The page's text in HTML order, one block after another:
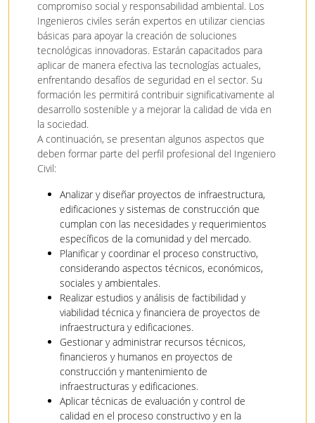
compromiso social y responsabilidad ambiental. Los
Ingenieros civiles serán expertos en utilizar ciencias
básicas para apoyar la creación de soluciones
tecnológicas innovadoras. Estarán capacitados para
aplicar de manera efectiva las tecnologías actuales,
enfrentando desafíos de seguridad en el sector. Su
formación les permitirá contribuir significativamente al
desarrollo sostenible y a mejorar la calidad de vida en
la sociedad.
A continuación, se presentan algunos aspectos que
deben formar parte del perfil profesional del Ingeniero
Civil:
Analizar y diseñar proyectos de infraestructura,
edificaciones y sistemas de construcción que
cumplan con las necesidades y requerimientos
específicos de la comunidad y del mercado.
Planificar y coordinar el proceso constructivo,
considerando aspectos técnicos, económicos,
sociales y ambientales.
Realizar estudios y análisis de factibilidad y
viabilidad técnica y financiera de proyectos de
infraestructura y edificaciones.
Gestionar y administrar recursos técnicos,
financieros y humanos en proyectos de
construcción y mantenimiento de
infraestructuras y edificaciones.
Aplicar técnicas de evaluación y control de
calidad en el proceso constructivo y en la